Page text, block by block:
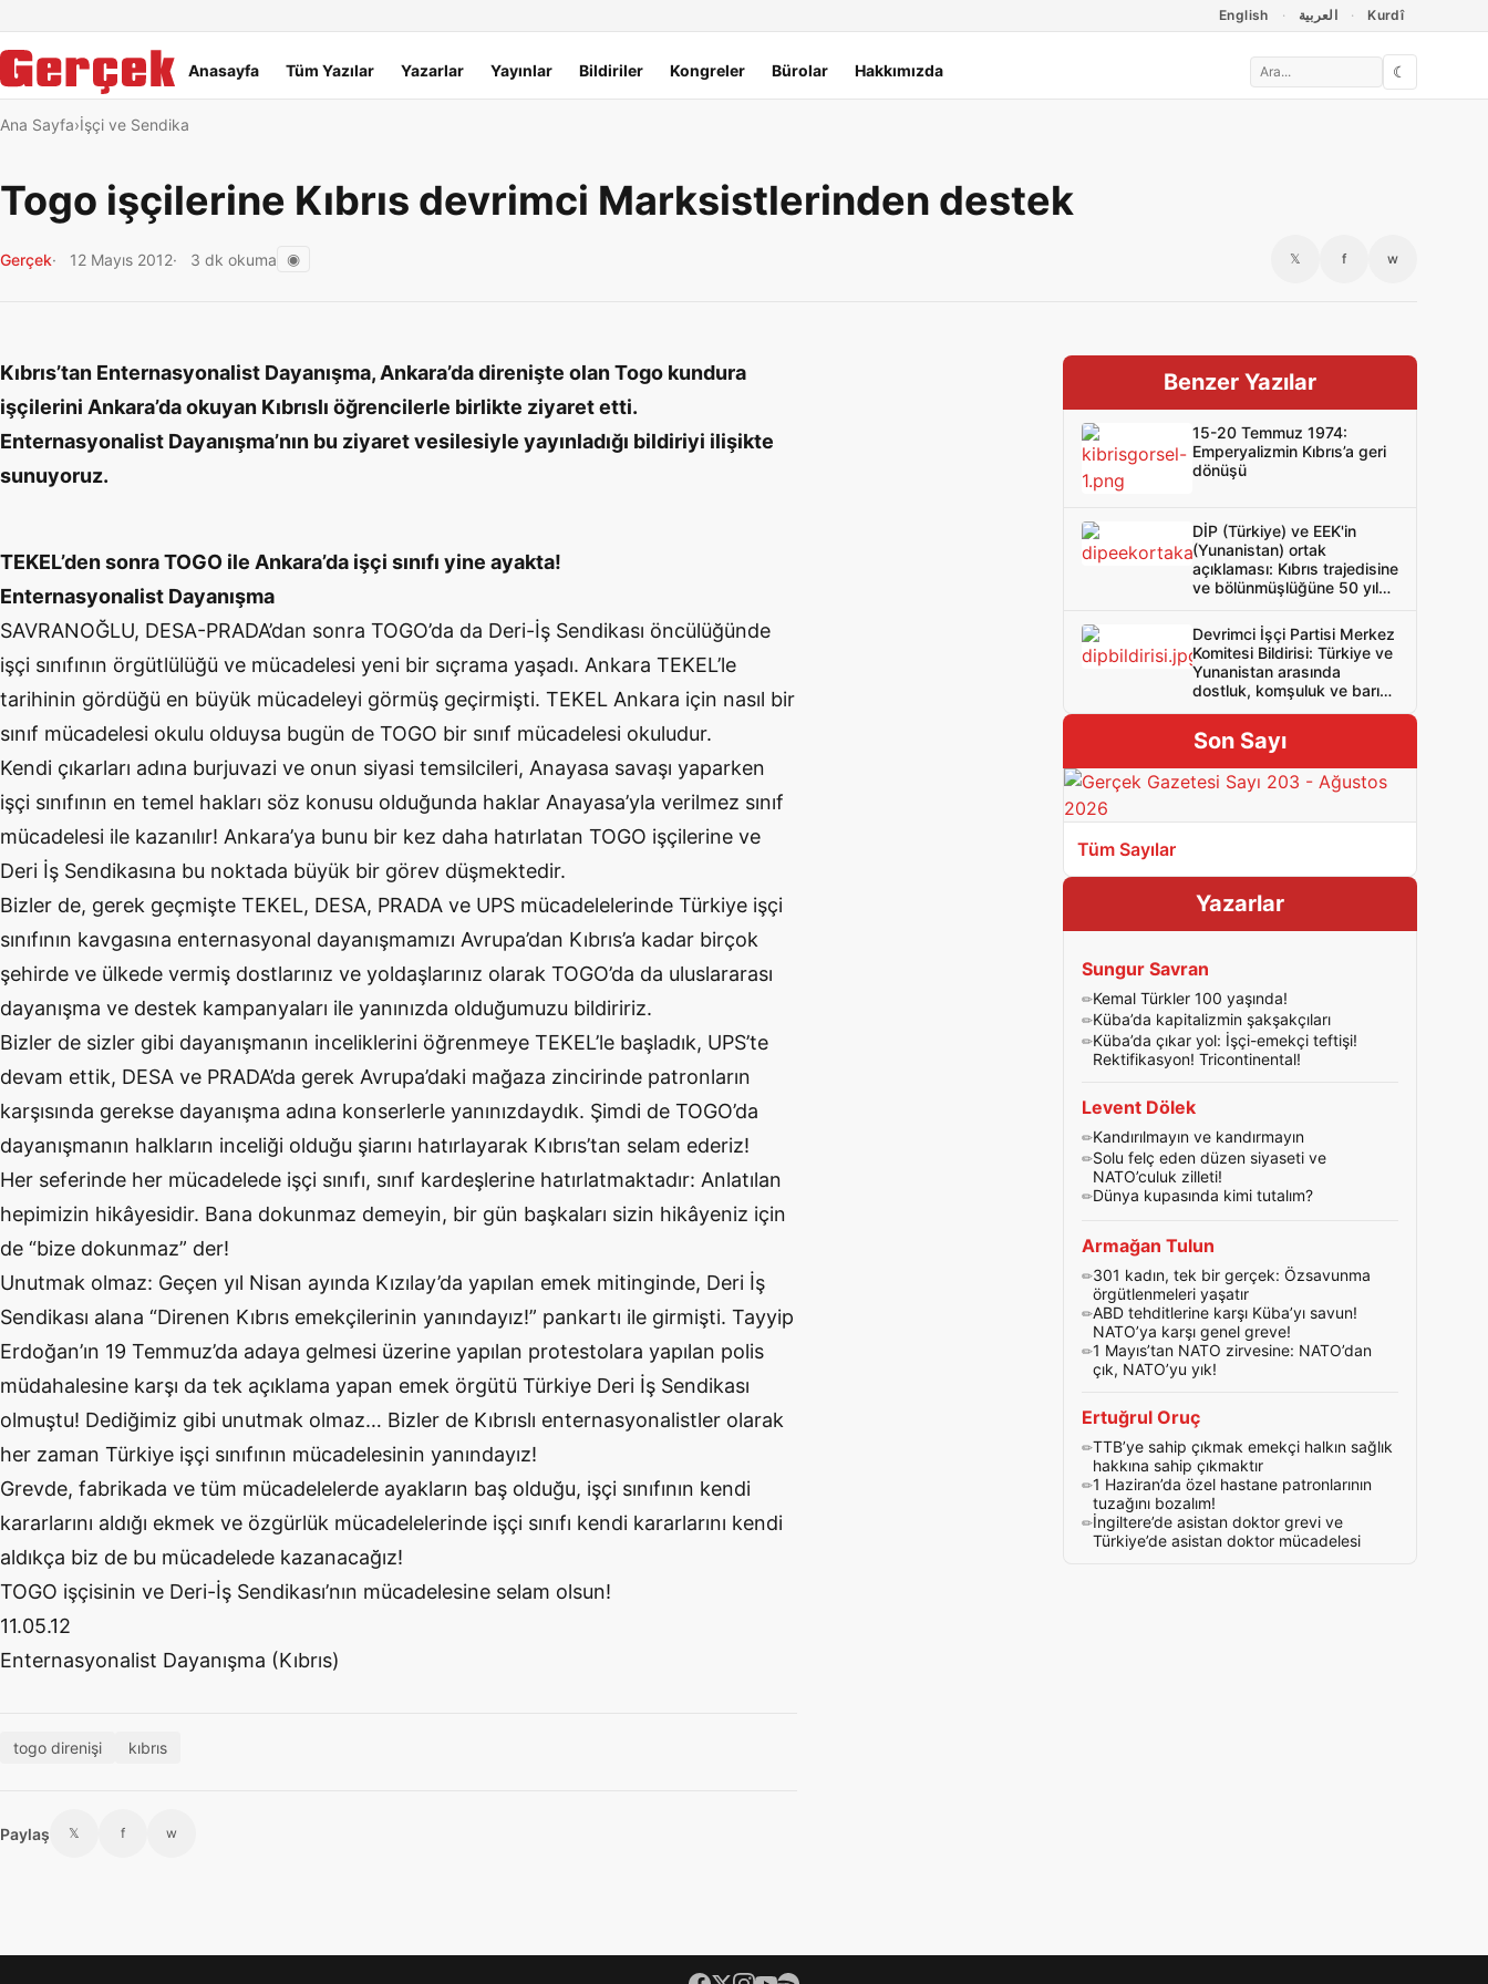
English العربية Kurdî
Ana menü
Anasayfa Tüm Yazılar Yazarlar Yayınlar Bildiriler Kongreler Bürolar Hakkımızda ☾
Ana Sayfa İşçi ve Sendika
Togo işçilerine Kıbrıs devrimci Marksistlerinden destek
Gerçek 12 Mayıs 2012 3 dk okuma ◉ 𝕏 f w
Kıbrıs’tan Enternasyonalist Dayanışma, Ankara’da direnişte olan Togo kundura
işçilerini Ankara’da okuyan Kıbrıslı öğrencilerle birlikte ziyaret etti.
Enternasyonalist Dayanışma’nın bu ziyaret vesilesiyle yayınladığı bildiriyi ilişikte
sunuyoruz.
TEKEL’den sonra TOGO ile Ankara’da işçi sınıfı yine ayakta!
Enternasyonalist Dayanışma
SAVRANOĞLU, DESA-PRADA’dan sonra TOGO’da da Deri-İş Sendikası öncülüğünde
işçi sınıfının örgütlülüğü ve mücadelesi yeni bir sıçrama yaşadı. Ankara TEKEL’le
tarihinin gördüğü en büyük mücadeleyi görmüş geçirmişti. TEKEL Ankara için nasıl bir
sınıf mücadelesi okulu olduysa bugün de TOGO bir sınıf mücadelesi okuludur.
Kendi çıkarları adına burjuvazi ve onun siyasi temsilcileri, Anayasa savaşı yaparken
işçi sınıfının en temel hakları söz konusu olduğunda haklar Anayasa’yla verilmez sınıf
mücadelesi ile kazanılır! Ankara’ya bunu bir kez daha hatırlatan TOGO işçilerine ve
Deri İş Sendikasına bu noktada büyük bir görev düşmektedir.
Bizler de, gerek geçmişte TEKEL, DESA, PRADA ve UPS mücadelelerinde Türkiye işçi
sınıfının kavgasına enternasyonal dayanışmamızı Avrupa’dan Kıbrıs’a kadar birçok
şehirde ve ülkede vermiş dostlarınız ve yoldaşlarınız olarak TOGO’da da uluslararası
dayanışma ve destek kampanyaları ile yanınızda olduğumuzu bildiririz.
Bizler de sizler gibi dayanışmanın inceliklerini öğrenmeye TEKEL’le başladık, UPS’te
devam ettik, DESA ve PRADA’da gerek Avrupa’daki mağaza zincirinde patronların
karşısında gerekse dayanışma adına konserlerle yanınızdaydık. Şimdi de TOGO’da
dayanışmanın halkların inceliği olduğu şiarını hatırlayarak Kıbrıs’tan selam ederiz!
Her seferinde her mücadelede işçi sınıfı, sınıf kardeşlerine hatırlatmaktadır: Anlatılan
hepimizin hikâyesidir. Bana dokunmaz demeyin, bir gün başkaları sizin hikâyeniz için
de “bize dokunmaz” der!
Unutmak olmaz: Geçen yıl Nisan ayında Kızılay’da yapılan emek mitinginde, Deri İş
Sendikası alana “Direnen Kıbrıs emekçilerinin yanındayız!” pankartı ile girmişti. Tayyip
Erdoğan’ın 19 Temmuz’da adaya gelmesi üzerine yapılan protestolara yapılan polis
müdahalesine karşı da tek açıklama yapan emek örgütü Türkiye Deri İş Sendikası
olmuştu! Dediğimiz gibi unutmak olmaz… Bizler de Kıbrıslı enternasyonalistler olarak
her zaman Türkiye işçi sınıfının mücadelesinin yanındayız!
Grevde, fabrikada ve tüm mücadelelerde ayakların baş olduğu, işçi sınıfının kendi
kararlarını aldığı ekmek ve özgürlük mücadelelerinde işçi sınıfı kendi kararlarını kendi
aldıkça biz de bu mücadelede kazanacağız!
TOGO işçisinin ve Deri-İş Sendikası’nın mücadelesine selam olsun!
11.05.12
Enternasyonalist Dayanışma (Kıbrıs)
togo direnişi kıbrıs
Paylaş 𝕏 f w
Benzer Yazılar
15-20 Temmuz 1974:
Emperyalizmin Kıbrıs’a geri
dönüşü
DİP (Türkiye) ve EEK'in
(Yunanistan) ortak
açıklaması: Kıbrıs trajedisine
ve bölünmüşlüğüne 50 yıl
Türk Kıbrıslılar, bölünmeye,
işgale ve emperyalizme
karşı birleşin ve birlikte
mücadele edin! Bağımsız
Birleşik Sosyalist Kıbrıs!
Devrimci İşçi Partisi Merkez
Komitesi Bildirisi: Türkiye ve
Yunanistan arasında
dostluk, komşuluk ve barış
iktidarlara hayır!
Son Sayı
Tüm Sayılar
Yazarlar
Sungur Savran
Kemal Türkler 100 yaşında!
Küba’da kapitalizmin şakşakçıları
Küba’da çıkar yol: İşçi-emekçi teftişi!
Rektifikasyon! Tricontinental!
Levent Dölek
Kandırılmayın ve kandırmayın
Solu felç eden düzen siyaseti ve
NATO’culuk zilleti!
Dünya kupasında kimi tutalım?
Armağan Tulun
301 kadın, tek bir gerçek: Özsavunma
örgütlenmeleri yaşatır
ABD tehditlerine karşı Küba’yı savun!
NATO’ya karşı genel greve!
1 Mayıs’tan NATO zirvesine: NATO’dan
çık, NATO’yu yık!
Ertuğrul Oruç
TTB’ye sahip çıkmak emekçi halkın sağlık
hakkına sahip çıkmaktır
1 Haziran’da özel hastane patronlarının
tuzağını bozalım!
İngiltere’de asistan doktor grevi ve
Türkiye’de asistan doktor mücadelesi